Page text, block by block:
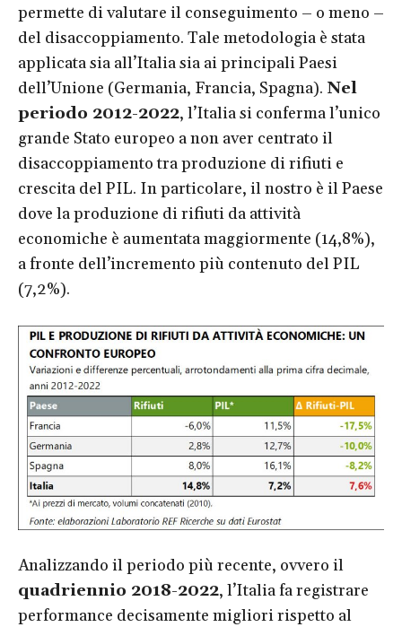
permette di valutare il conseguimento – o meno –
del disaccoppiamento. Tale metodologia è stata
applicata sia all’Italia sia ai principali Paesi
dell’Unione (Germania, Francia, Spagna). Nel
periodo 2012-2022, l’Italia si conferma l’unico
grande Stato europeo a non aver centrato il
disaccoppiamento tra produzione di rifiuti e
crescita del PIL. In particolare, il nostro è il Paese
dove la produzione di rifiuti da attività
economiche è aumentata maggiormente (14,8%),
a fronte dell’incremento più contenuto del PIL
(7,2%).
Analizzando il periodo più recente, ovvero il
quadriennio 2018-2022, l’Italia fa registrare
performance decisamente migliori rispetto al